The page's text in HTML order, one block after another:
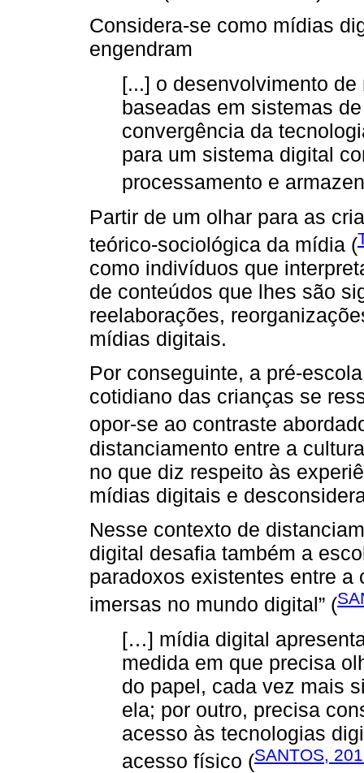
Considera-se como mídias
engendram
[...] o desenvolvimento
baseadas em sistemas
convergência da
para um sistema digital
processamento e
Partir de um olhar para as
teórico-sociológica da mídia (
como indivíduos que
de conteúdos que lhes são
reelaborações,
mídias digitais.
Por conseguinte, a pré-
cotidiano das crianças se
opor-se ao contraste
distanciamento entre a
no que diz respeito às
mídias digitais e
Nesse contexto de
digital desafia também a
paradoxos existentes entre
imersas no mundo digital” (
[…] mídia digital
medida em que precisa
do papel, cada vez mais
ela; por outro, precisa
acesso às tecnologias
acesso físico (SANTOS,